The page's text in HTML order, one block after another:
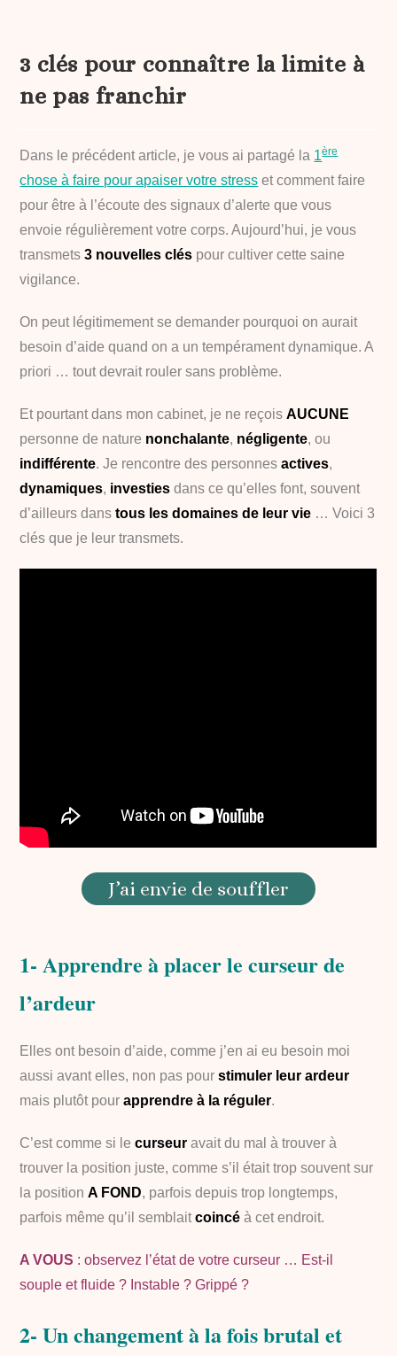
3 clés pour connaître la limite à
ne pas franchir
Dans le précédent article, je vous ai partagé la 1ère
chose à faire pour apaiser votre stress et comment faire
pour être à l’écoute des signaux d’alerte que vous
envoie régulièrement votre corps. Aujourd’hui, je vous
transmets3 nouvelles clés pour cultiver cette saine
vigilance.
On peut légitimement se demander pourquoi on aurait
besoin d’aide quand on a un tempérament dynamique. A
priori … tout devrait rouler sans problème.
Et pourtant dans mon cabinet, je ne reçoisAUCUNE
personne de nature nonchalante, négligente, ou
indifférente. Je rencontre des personnes actives,
dynamiques, investies dans ce qu’elles font, souvent
d’ailleurs danstous les domaines de leur vie … Voici 3
clés que je leur transmets.
J’ai envie de souffler
1- Apprendre à placer le curseur de
l’ardeur
Elles ont besoin d’aide, comme j’en ai eu besoin moi
aussi avant elles, non pas pourstimuler leur ardeur
mais plutôt pourapprendre à la réguler.
C’est comme si lecurseur avait du mal à trouver à
trouver la position juste, comme s’il était trop souvent sur
la positionA FOND, parfois depuis trop longtemps,
parfois même qu’il semblaitcoincéà cet endroit.
A VOUS : observez l’état de votre curseur … Est-il
souple et fluide ? Instable ? Grippé ?
2- Un changement à la fois brutal et